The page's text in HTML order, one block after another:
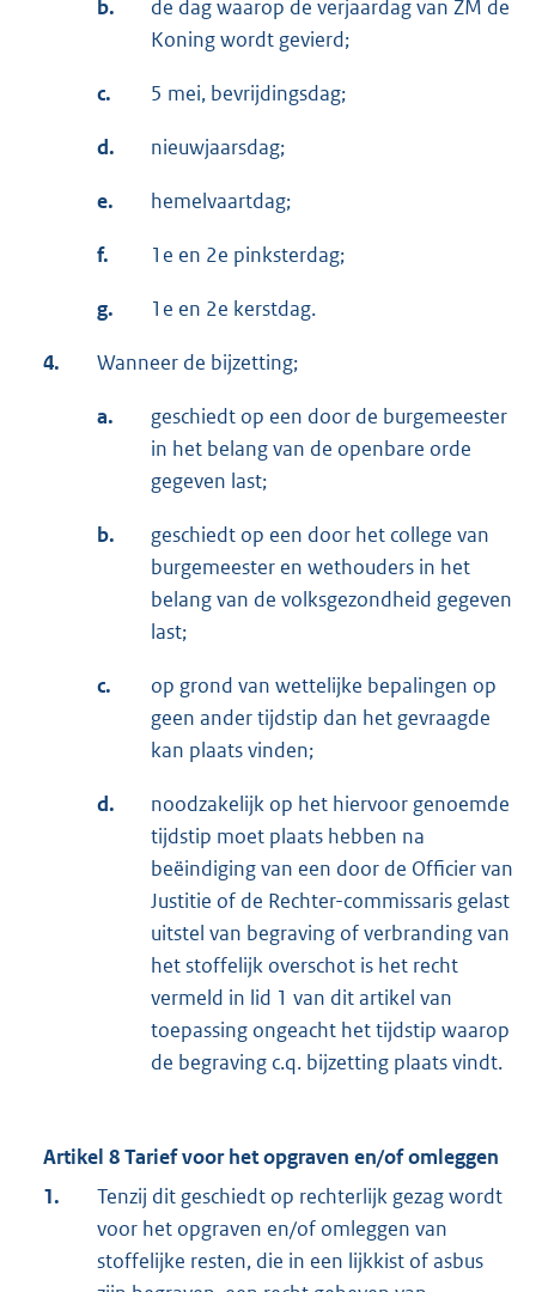
b.
de dag waarop de verjaardag van ZM de
Koning wordt gevierd;
c. 5 mei, bevrijdingsdag;
d. nieuwjaarsdag;
e. hemelvaartdag;
f. 1e en 2e pinksterdag;
g. 1e en 2e kerstdag.
4. Wanneer de bijzetting;
a.
geschiedt op een door de burgemeester
in het belang van de openbare orde
gegeven last;
b.
geschiedt op een door het college van
burgemeester en wethouders in het
belang van de volksgezondheid gegeven
last;
c.
op grond van wettelijke bepalingen op
geen ander tijdstip dan het gevraagde
kan plaats vinden;
d.
noodzakelijk op het hiervoor genoemde
tijdstip moet plaats hebben na
beëindiging van een door de Officier van
Justitie of de Rechter-commissaris gelast
uitstel van begraving of verbranding van
het stoffelijk overschot is het recht
vermeld in lid 1 van dit artikel van
toepassing ongeacht het tijdstip waarop
de begraving c.q. bijzetting plaats vindt.
Artikel 8 Tarief voor het opgraven en/of omleggen
1.
Tenzij dit geschiedt op rechterlijk gezag wordt
voor het opgraven en/of omleggen van
stoffelijke resten, die in een lijkkist of asbus